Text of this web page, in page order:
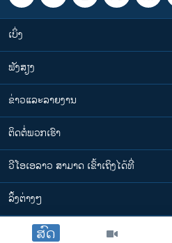
ສົດ
ເບິ່ງ
ຟັງສຽງ
ຂ່າວແລະລາຍງານ
ຕິດຕໍ່ພວກເຮົາ
ວີໂອເອລາວ ສາມາດ ເຂົ້າເຖິງໄດ້ທີ່
​ລິ້ງ​ຕ່າງໆ